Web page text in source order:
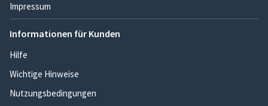
Impressum
Informationen für Kunden
Hilfe
Wichtige Hinweise
Nutzungsbedingungen